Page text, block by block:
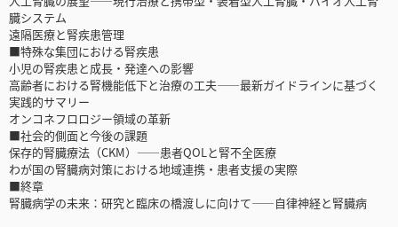
臓システム
遠隔医療と腎疾患管理
■特殊な集団における腎疾患
小児の腎疾患と成長・発達への影響
高齢者における腎機能低下と治療の工夫――最新ガイドラインに基づく
実践的サマリー
オンコネフロロジー領域の革新
■社会的側面と今後の課題
保存的腎臓療法（CKM）――患者QOLと腎不全医療
わが国の腎臓病対策における地域連携・患者支援の実際
■終章
腎臓病学の未来：研究と臨床の橋渡しに向けて――自律神経と腎臓病